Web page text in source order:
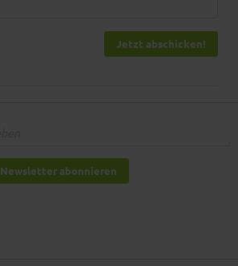
Jetzt abschicken!
Newsletter abonnieren